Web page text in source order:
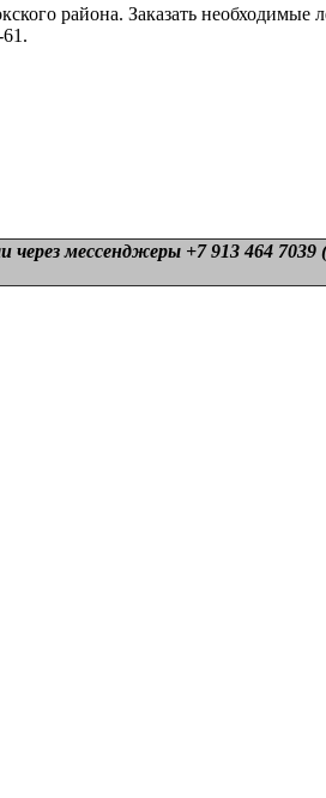
района. Заказать необходимые
через мессенджеры +7 913 464